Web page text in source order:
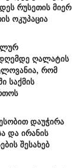
რუსეთის მიერ
ოკუპაცია
დღემდე ღალატის
რომ
საქმის
დაუჭირა
და ირანის
შესახებ